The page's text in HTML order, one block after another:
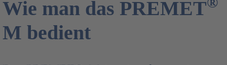
Wie man das PREMET
M bedient